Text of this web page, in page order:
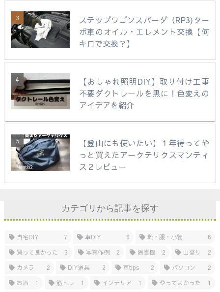
ステップワゴンスパーダ（RP3)ター
ボ車のオイル・エレメント交換【何
キロで交換？】
【おしゃれ照明DIY】取り付け工事
不要ダクトレールを黒に！色変えの
アイデアを紹介
【登山にも使いたい】１年待ってや
っと買えたアークテリクスマンティ
ス２レビュー
カテゴリから記事を探す
自宅DIY 7 車DIY 6 靴・服・小物
6
買って良かった
3 写真作例 2 除雪機 2 山登り
2
カメラ
2 DIY道具 2 車tips 2 パソコン
2
お酒
1 筋トレ 1 インテリア 1 やってよかった 1